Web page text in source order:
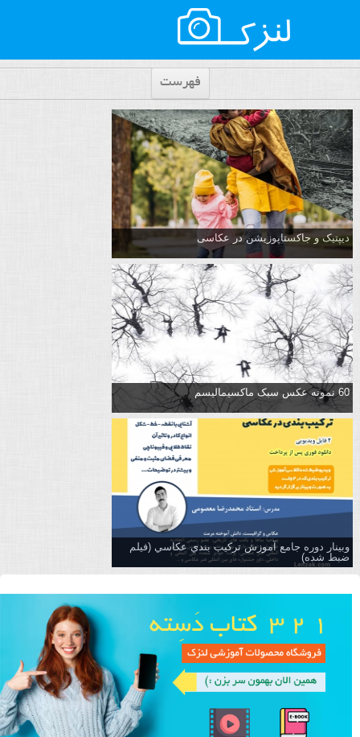
فهرست
دیپتیک و جاکستا‌پوزیشن در عکاسی
60 نمونه عکس سبک ماکسیمالیسم
وبینار دوره جامع آموزش تركيب بندي عكاسي (فیلم
ضبط شده)